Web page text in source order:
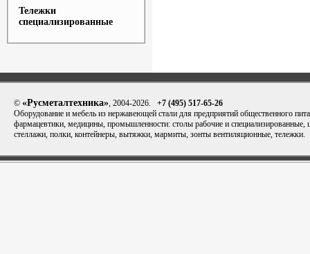
Тележки
специализированные
© «Русметалтехника», 2004-2026. +7 (495) 517-65-26
Оборудование и мебель из нержавеющей стали для предприятий общественного
фармацевтики, медицины, промышленности: столы рабочие и
стеллажи, полки, контейнеры, вытяжки, мармиты, зонты вентиляционные, тележки.